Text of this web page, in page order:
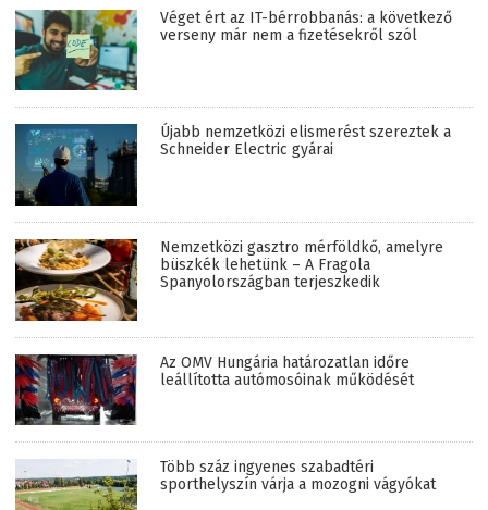
Véget ért az IT-bérrobbanás: a következő
verseny már nem a fizetésekről szól
Újabb nemzetközi elismerést szereztek a
Schneider Electric gyárai
Nemzetközi gasztro mérföldkő, amelyre
büszkék lehetünk – A Fragola
Spanyolországban terjeszkedik
Az OMV Hungária határozatlan időre
leállította autómosóinak működését
Több száz ingyenes szabadtéri
sporthelyszín várja a mozogni vágyókat